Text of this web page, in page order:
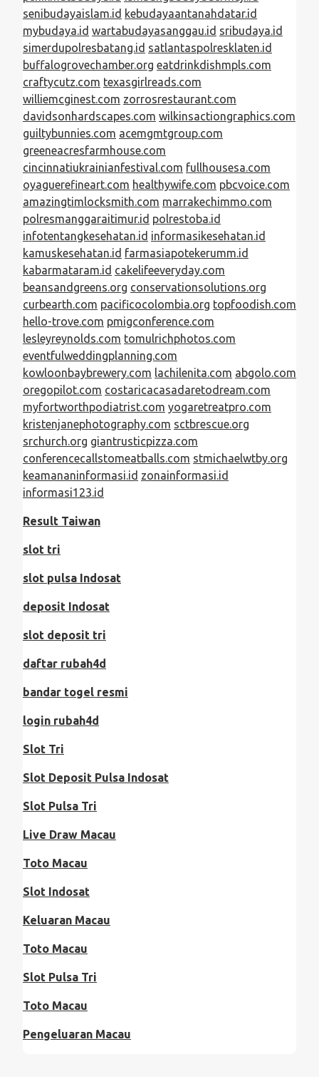
senibudayaislam.id kebudayaantanahdatar.id
mybudaya.id wartabudayasanggau.id sribudaya.id
simerdupolresbatang.id satlantaspolresklaten.id
buffalogrovechamber.org eatdrinkdishmpls.com
craftycutz.com texasgirlreads.com
williemcginest.com zorrosrestaurant.com
davidsonhardscapes.com wilkinsactiongraphics.com
guiltybunnies.com acemgmtgroup.com
greeneacresfarmhouse.com
cincinnatiukrainianfestival.com fullhousesa.com
oyaguerefineart.com healthywife.com pbcvoice.com
amazingtimlocksmith.com marrakechimmo.com
polresmanggaraitimur.id polrestoba.id
infotentangkesehatan.id informasikesehatan.id
kamuskesehatan.id farmasiapotekerumm.id
kabarmataram.id cakelifeeveryday.com
beansandgreens.org conservationsolutions.org
curbearth.com pacificocolombia.org topfoodish.com
hello-trove.com pmigconference.com
lesleyreynolds.com tomulrichphotos.com
eventfulweddingplanning.com
kowloonbaybrewery.com lachilenita.com abgolo.com
oregopilot.com costaricacasadaretodream.com
myfortworthpodiatrist.com yogaretreatpro.com
kristenjanephotography.com sctbrescue.org
srchurch.org giantrusticpizza.com
conferencecallstomeatballs.com stmichaelwtby.org
keamananinformasi.id zonainformasi.id
informasi123.id
Result Taiwan
slot tri
slot pulsa Indosat
deposit Indosat
slot deposit tri
daftar rubah4d
bandar togel resmi
login rubah4d
Slot Tri
Slot Deposit Pulsa Indosat
Slot Pulsa Tri
Live Draw Macau
Toto Macau
Slot Indosat
Keluaran Macau
Toto Macau
Slot Pulsa Tri
Toto Macau
Pengeluaran Macau